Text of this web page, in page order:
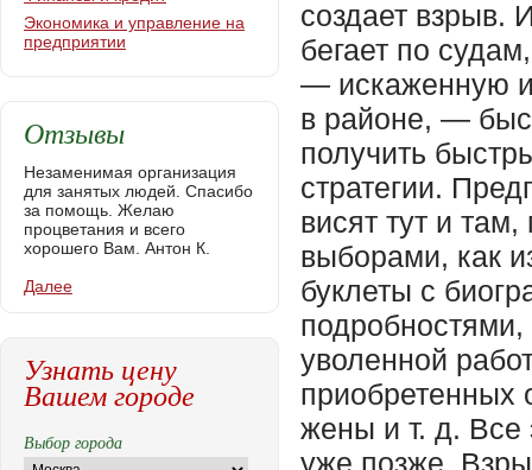
создает взрыв.
бегает по
— искаженную
в районе, —
получить
стратегии.
висят тут и
выборами, как
буклеты с
уволенной
приобретенных
жены и т. д. Все
уже позже.
Экономика и управление на
предприятии
Отзывы
Незаменимая организация
для занятых людей. Спасибо
за помощь. Желаю
процветания и всего
хорошего Вам. Антон К.
Далее
Узнать цену
Вашем городе
Выбор города